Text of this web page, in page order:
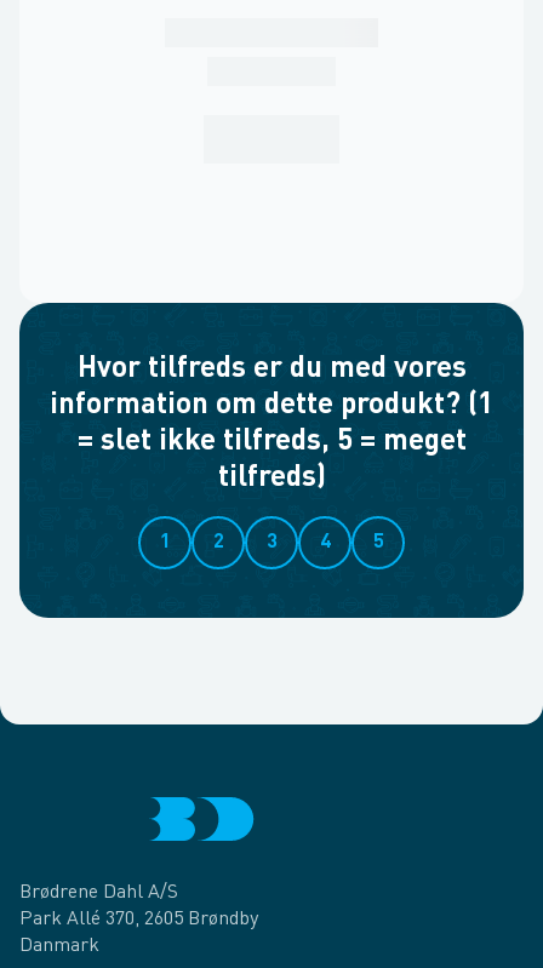
Hvor tilfreds er du med vores
information om dette produkt? (1
= slet ikke tilfreds, 5 = meget
tilfreds)
1 2 3 4 5
Brødrene Dahl A/S
Park Allé 370, 2605 Brøndby
Danmark